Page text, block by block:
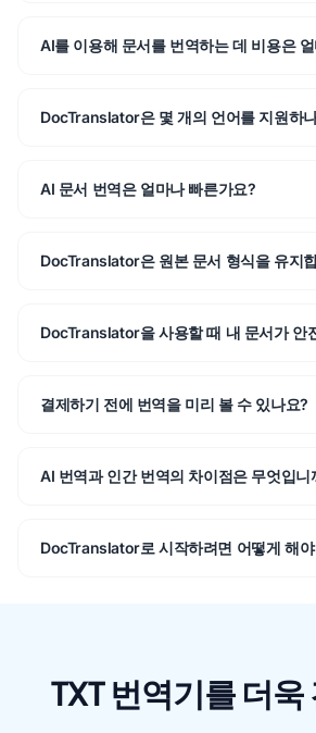
AI를 이용해 문서를 번역하는 데 비용은
DocTranslator은 몇 개의 언어를 지원하
AI 문서 번역은 얼마나 빠른가요?
DocTranslator은 원본 문서 형식을 유지
DocTranslator을 사용할 때 내 문서가 안
결제하기 전에 번역을 미리 볼 수 있나요?
AI 번역과 인간 번역의 차이점은 무엇입니
DocTranslator로 시작하려면 어떻게 해
TXT 번역기를 더욱